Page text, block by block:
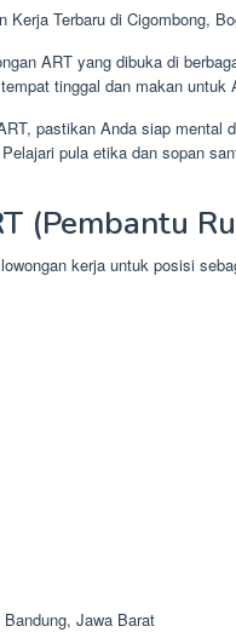
Kerja Terbaru di Cigombong,
ART yang dibuka di
tinggal dan makan untuk
pastikan Anda siap
pula etika dan sopan
(Pembantu
kerja untuk posisi
Jawa Barat